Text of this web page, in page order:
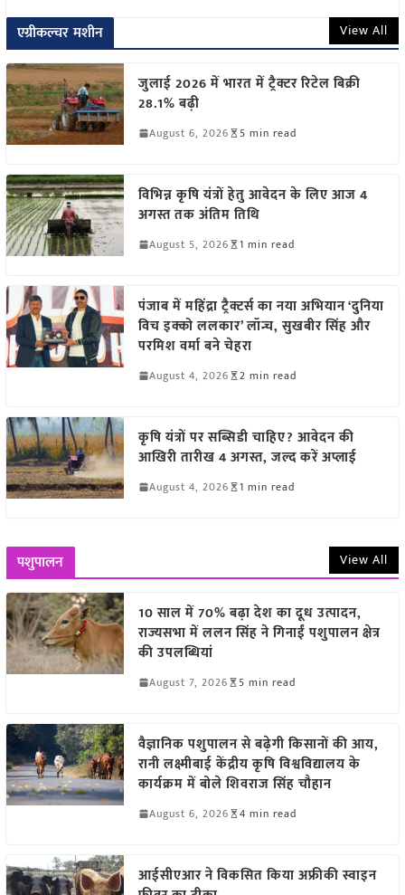
एग्रीकल्चर मशीन View All
जुलाई 2026 में भारत में ट्रैक्टर रिटेल बिक्री
28.1% बढ़ी
August 6, 2026 5 min read
विभिन्न कृषि यंत्रों हेतु आवेदन के लिए आज 4
अगस्त तक अंतिम तिथि
August 5, 2026 1 min read
पंजाब में महिंद्रा ट्रैक्टर्स का नया अभियान ‘दुनिया
विच इक्को ललकार’ लॉन्च, सुखबीर सिंह और
परमिश वर्मा बने चेहरा
August 4, 2026 2 min read
कृषि यंत्रों पर सब्सिडी चाहिए? आवेदन की
आखिरी तारीख 4 अगस्त, जल्द करें अप्लाई
August 4, 2026 1 min read
पशुपालन View All
10 साल में 70% बढ़ा देश का दूध उत्पादन,
राज्यसभा में ललन सिंह ने गिनाईं पशुपालन क्षेत्र
की उपलब्धियां
August 7, 2026 5 min read
वैज्ञानिक पशुपालन से बढ़ेगी किसानों की आय,
रानी लक्ष्मीबाई केंद्रीय कृषि विश्वविद्यालय के
कार्यक्रम में बोले शिवराज सिंह चौहान
August 6, 2026 4 min read
आईसीएआर ने विकसित किया अफ्रीकी स्वाइन